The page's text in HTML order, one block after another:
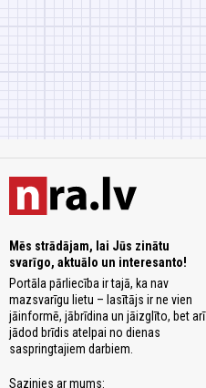
Mēs strādājam, lai Jūs zinātu
svarīgo, aktuālo un interesanto!
Portāla pārliecība ir tajā, ka nav
mazsvarīgu lietu – lasītājs ir ne vien
jāinformē, jābrīdina un jāizglīto, bet arī
jādod brīdis atelpai no dienas
saspringtajiem darbiem.
Sazinies ar mums: